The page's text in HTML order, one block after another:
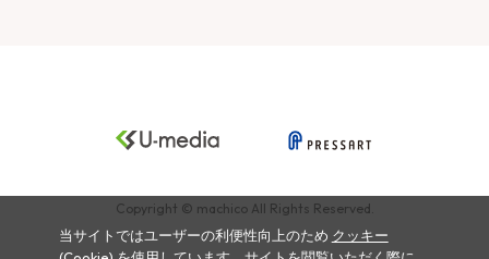
Copyright © machico All Rights Reserved.
当サイトではユーザーの利便性向上のため クッキー